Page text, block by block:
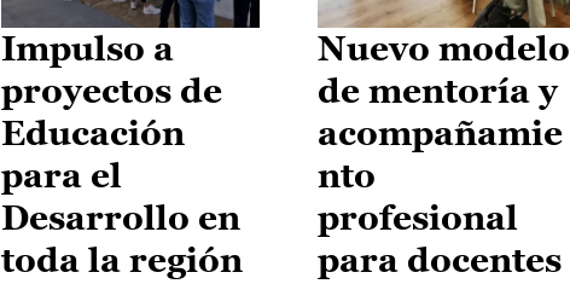
Impulso a
proyectos de
Educación
para el
Desarrollo en
toda la región
Nuevo modelo
de mentoría y
acompañamie
nto
profesional
para docentes